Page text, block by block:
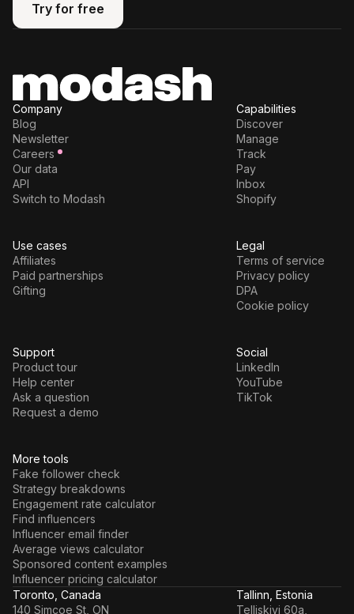
Try for free
Try for free
More tools
Fake follower check
Strategy breakdowns
Engagement rate calculator
Find influencers
Influencer email finder
Average views calculator
Sponsored content examples
Influencer pricing calculator
Company
Blog
Newsletter
Careers
Our data
API
Switch to Modash
Capabilities
Discover
Manage
Track
Pay
Inbox
Shopify
Use cases
Affiliates
Paid partnerships
Gifting
Legal
Terms of service
Privacy policy
DPA
Cookie policy
Support
Product tour
Help center
Ask a question
Request a demo
Social
LinkedIn
YouTube
TikTok
Toronto, Canada
140 Simcoe St, ON
Tallinn, Estonia
Telliskivi 60a,